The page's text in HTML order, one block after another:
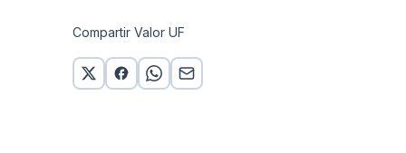
Compartir Valor UF